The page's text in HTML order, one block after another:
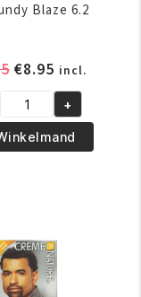
Blaze 6.2
Oorspronkelijke
was:
€9.95.
€8.95Huidige
prijs
is:
€8.95.
incl.
+